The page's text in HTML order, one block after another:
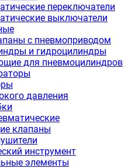
переключатели
выключатели
с пневмоприводом
и гидроцилиндры
для пневмоцилиндров
давления
клапаны
инструмент
элементы